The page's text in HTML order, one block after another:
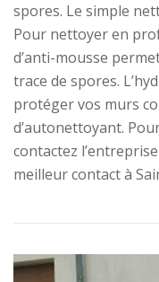
spores. Le simple
Pour nettoyer en
d’anti-mousse
trace de spores.
protéger vos murs
d’autonettoyant.
contactez
meilleur contact à